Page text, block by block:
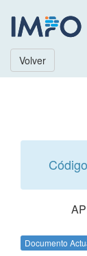
Volver
Documento